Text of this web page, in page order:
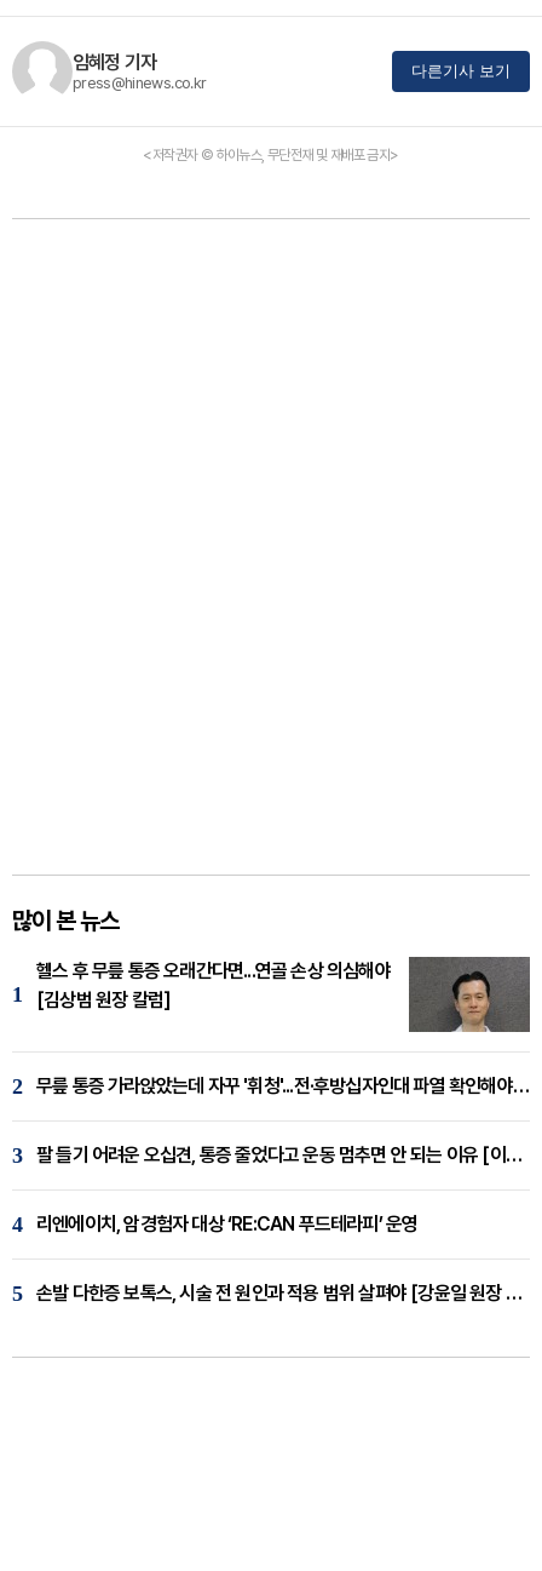
임혜정 기자
press@hinews.co.kr
다른기사 보기
<저작권자 © 하이뉴스, 무단전재 및 재배포 금지>
많이 본 뉴스
1
헬스 후 무릎 통증 오래간다면...연골 손상 의심해야
[김상범 원장 칼럼]
2 무릎 통증 가라앉았는데 자꾸 '휘청'...전·후방십자인대 파열 확인해야 [곽우경 원장 칼럼]
3 팔 들기 어려운 오십견, 통증 줄었다고 운동 멈추면 안 되는 이유 [이병욱 원장 칼럼]
4 리엔에이치, 암경험자 대상 ‘RE:CAN 푸드테라피’ 운영
5 손발 다한증 보톡스, 시술 전 원인과 적용 범위 살펴야 [강윤일 원장 칼럼]